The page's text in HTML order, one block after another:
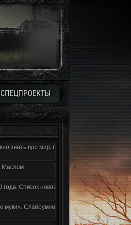
СПЕЦПРОЕКТЫ
знать про мир, геймплей и сюжет | Разбор
Маслом
Список нововведений
муки». Слабоумие и отвага